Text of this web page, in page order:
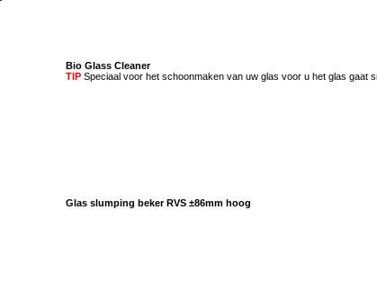
Bio Glass Cleaner
TIP Speciaal voor het schoonmaken van uw glas voor u het glas gaat
Glas slumping beker RVS ±86mm hoog